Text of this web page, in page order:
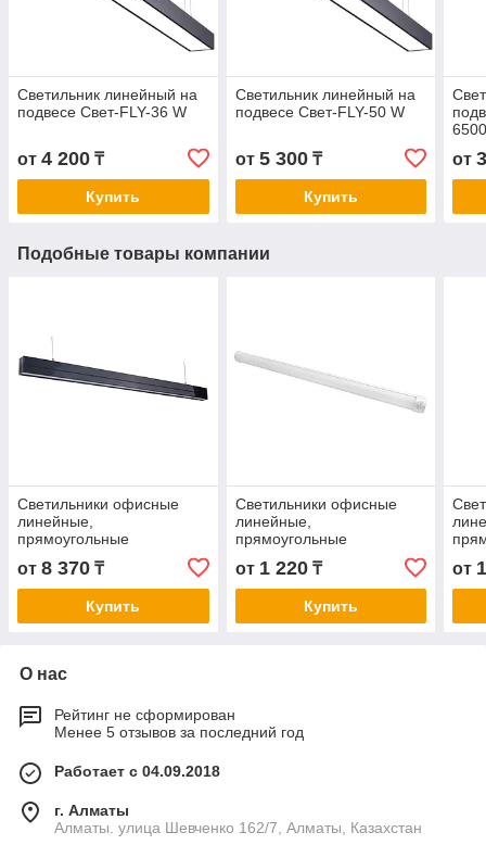
Светильник линейный на
подвесе Свет-FLY-36 W
от 4 200 ₸
Купить
Светильник линейный на
подвесе Свет-FLY-50 W
от 5 300₸
Купить
от
Подобные товары компании
Светильники офисные
линейные,
прямоугольные
от 8 370 ₸
Купить
Светильники офисные
линейные,
прямоугольные
от 1 220₸
Купить
от
О нас
Рейтинг не сформирован
Менее 5 отзывов за последний год
Работает с 04.09.2018
г. Алматы
Алматы. улица Шевченко 162/7, Алматы, Казахстан